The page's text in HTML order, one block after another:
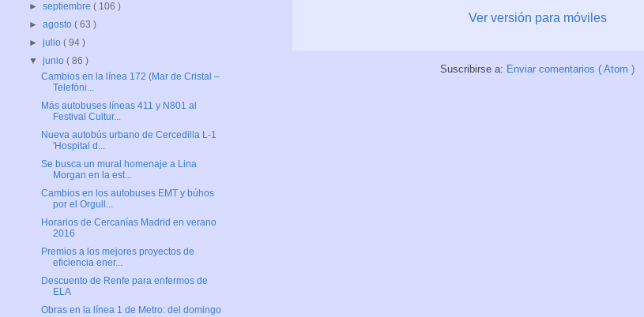
Ver versión para móviles
Suscribirse a: Enviar comentarios ( Atom )
►septiembre( 106 )
►agosto( 63 )
►julio( 94 )
▼junio( 86 )
Cambios en la línea 172 (Mar de Cristal –
Telefóni...
Más autobuses líneas 411 y N801 al
Festival Cultur...
Nueva autobús urbano de Cercedilla L-1
'Hospital d...
Se busca un mural homenaje a Lina
Morgan en la est...
Cambios en los autobuses EMT y búhos
por el Orgull...
Horarios de Cercanías Madrid en verano
2016
Premios a los mejores proyectos de
eficiencia ener...
Descuento de Renfe para enfermos de
ELA
Obras en la línea 1 de Metro: del domingo